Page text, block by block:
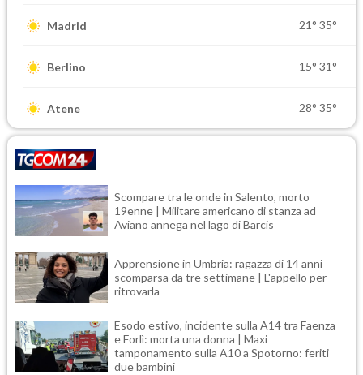
Madrid 21° 35°
Berlino 15° 31°
Atene 28° 35°
Scompare tra le onde in Salento, morto
19enne | Militare americano di stanza ad
Aviano annega nel lago di Barcis
Apprensione in Umbria: ragazza di 14 anni
scomparsa da tre settimane | L'appello per
ritrovarla
Esodo estivo, incidente sulla A14 tra Faenza
e Forlì: morta una donna | Maxi
tamponamento sulla A10 a Spotorno: feriti
due bambini